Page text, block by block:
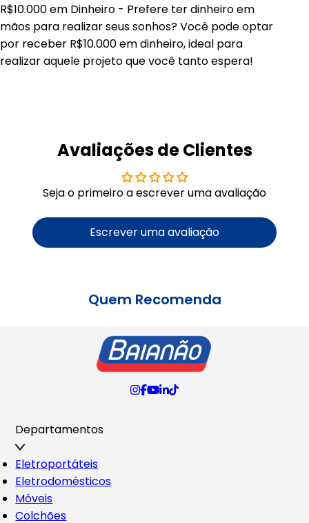
R$10.000 em Dinheiro - Prefere ter dinheiro em
mãos para realizar seus sonhos? Você pode optar
por receber R$10.000 em dinheiro, ideal para
realizar aquele projeto que você tanto espera!
Avaliações de Clientes
Seja o primeiro a escrever uma avaliação
Escrever uma avaliação
Quem Recomenda
Departamentos
Eletroportáteis
Eletrodomésticos
Móveis
Colchões